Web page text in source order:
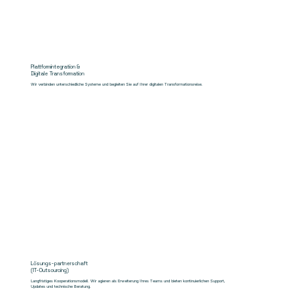
Plattformintegration &
Digitale Transformation
Wir verbinden unterschiedliche Systeme und begleiten Sie auf Ihrer digitalen Transformationsreise.
Lösungs-partnerschaft
(IT-Outsourcing)
Langfristiges Kooperationsmodell. Wir agieren als Erweiterung Ihres Teams und bieten kontinuierlichen Support,
Updates und technische Beratung.